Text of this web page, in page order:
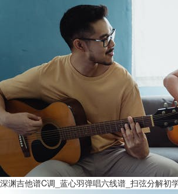
深渊吉他谱C调_蓝心羽弹唱六线谱_扫弦分解初